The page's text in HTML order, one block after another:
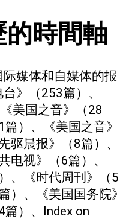
時間軸
媒体和自媒体的报
》（253篇）、
美国之音》（28
）、《美国之音》
驱晨报》（8篇）、
电视》（6篇）、
、《时代周刊》（5
）、《美国国务院》
篇）、Index on